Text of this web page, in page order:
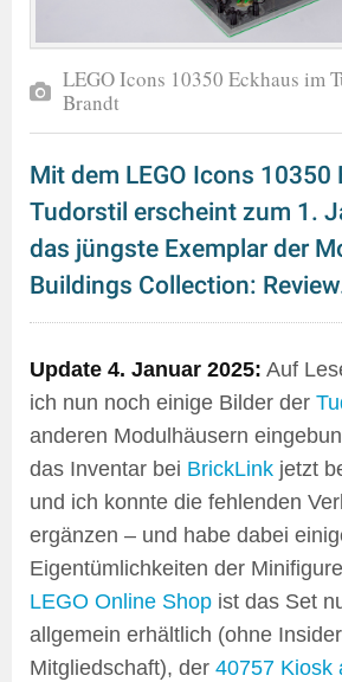
LEGO Icons 10350 Eckhaus im
Brandt
Mit dem LEGO Icons 10350
Tudorstil erscheint zum 1.
das jüngste Exemplar der
Buildings Collection:
Update 4. Januar 2025: Auf
ich nun noch einige Bilder der
anderen Modulhäusern
das Inventar bei BrickLink jetzt
und ich konnte die fehlenden
ergänzen – und habe dabei
Eigentümlichkeiten der
LEGO Online Shop ist das Set
allgemein erhältlich (ohne
Mitgliedschaft), der 40757 Kiosk